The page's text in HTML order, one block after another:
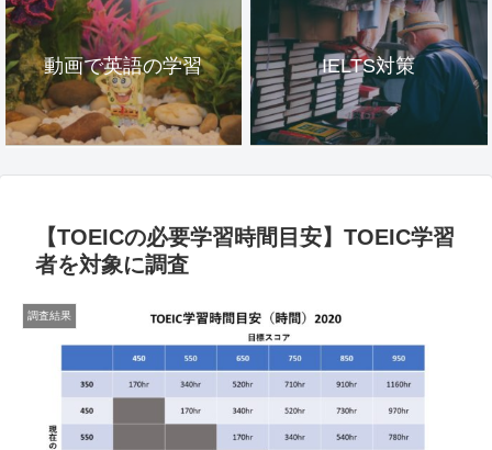
動画で英語の学習 IELTS対策
【TOEICの必要学習時間目安】TOEIC学習
者を対象に調査
調査結果